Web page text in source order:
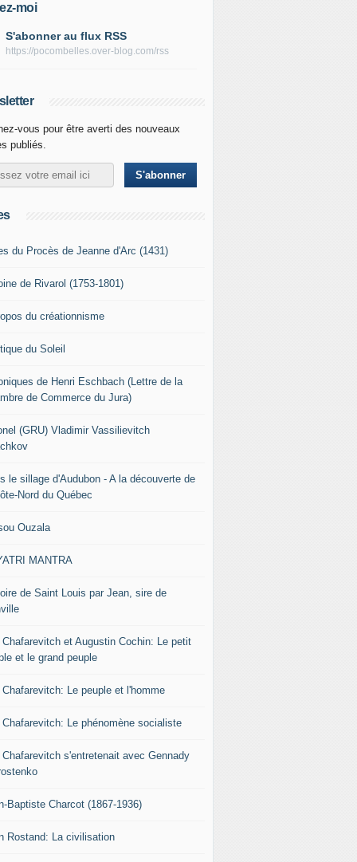
moi
S'abonner au flux RSS
https://pocombelles.over-blog.com/rss
vous pour être averti des nouveaux
publiés.
du Procès de Jeanne d'Arc (1431)
de Rivarol (1753-1801)
du créationnisme
du Soleil
de Henri Eschbach (Lettre de la
de Commerce du Jura)
(GRU) Vladimir Vassilievitch
le sillage d'Audubon - A la découverte de
Nord du Québec
Ouzala
MANTRA
de Saint Louis par Jean, sire de
Chafarevitch et Augustin Cochin: Le petit
et le grand peuple
Chafarevitch: Le peuple et l'homme
Chafarevitch: Le phénomène socialiste
Chafarevitch s'entretenait avec Gennady
Baptiste Charcot (1867-1936)
Rostand: La civilisation